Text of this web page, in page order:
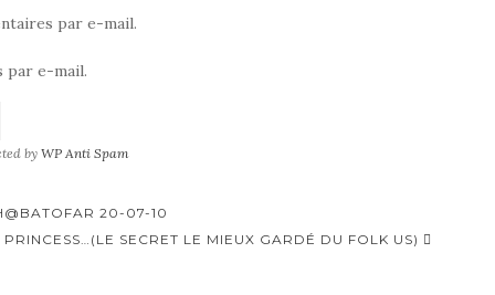
par e-mail.
par e-mail.
by WP Anti Spam
20-07-10
SECRET LE MIEUX GARDÉ DU FOLK US)